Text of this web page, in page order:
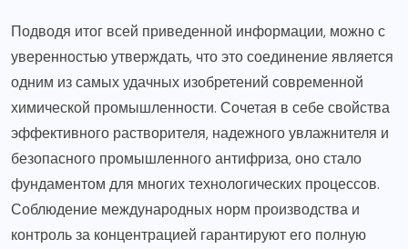
Подводя итог всей приведенной информации, можно с
уверенностью утверждать, что это соединение является
одним из самых удачных изобретений современной
химической промышленности. Сочетая в себе свойства
эффективного растворителя, надежного увлажнителя и
безопасного промышленного антифриза, оно стало
фундаментом для многих технологических процессов.
Соблюдение международных норм производства и
контроль за концентрацией гарантируют его полную